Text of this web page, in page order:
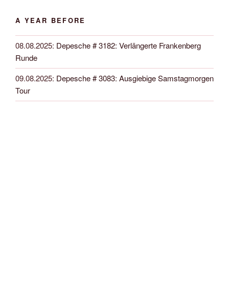
A YEAR BEFORE
08.08.2025: Depesche # 3182: Verlängerte Frankenberg
Runde
09.08.2025: Depesche # 3083: Ausgiebige Samstagmorgen
Tour